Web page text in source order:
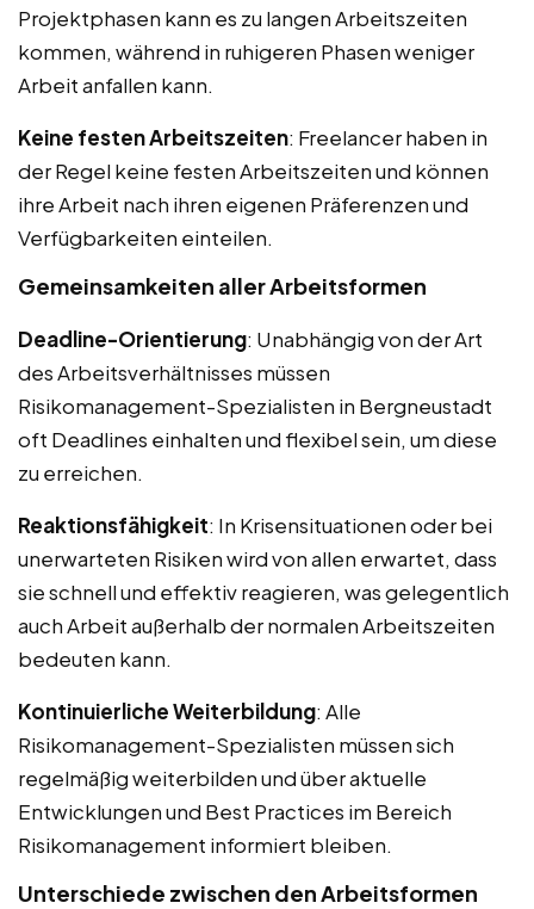
Projektphasen kann es zu langen Arbeitszeiten
kommen, während in ruhigeren Phasen weniger
Arbeit anfallen kann.
Keine festen Arbeitszeiten: Freelancer haben in
der Regel keine festen Arbeitszeiten und können
ihre Arbeit nach ihren eigenen Präferenzen und
Verfügbarkeiten einteilen.
Gemeinsamkeiten aller Arbeitsformen
Deadline-Orientierung: Unabhängig von der Art
des Arbeitsverhältnisses müssen
Risikomanagement-Spezialisten in Bergneustadt
oft Deadlines einhalten und flexibel sein, um diese
zu erreichen.
Reaktionsfähigkeit: In Krisensituationen oder bei
unerwarteten Risiken wird von allen erwartet, dass
sie schnell und effektiv reagieren, was gelegentlich
auch Arbeit außerhalb der normalen Arbeitszeiten
bedeuten kann.
Kontinuierliche Weiterbildung: Alle
Risikomanagement-Spezialisten müssen sich
regelmäßig weiterbilden und über aktuelle
Entwicklungen und Best Practices im Bereich
Risikomanagement informiert bleiben.
Unterschiede zwischen den Arbeitsformen